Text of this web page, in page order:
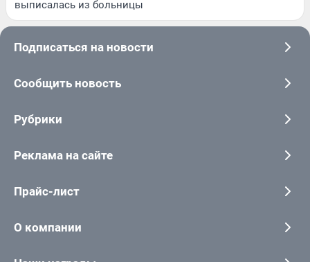
выписалась из больницы
Подписаться на новости
Сообщить новость
Рубрики
Реклама на сайте
Прайс-лист
О компании